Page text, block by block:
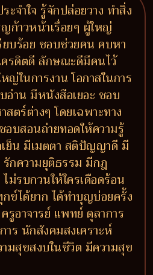
จำใจ รู้จักปล่อยวาง ทำสิ่ง
ญก้าวหน้าเรื่อยๆ ผู้ใหญ่
บร้อย ชอบช่วยคน คบหา
ครดิตดี ลักษณะดีมีคนไว้
ญ่ในการงาน โอกาสในการ
อ่าน มีหนังสือเยอะ ชอบ
ตร์ต่างๆ โดยเฉพาะทาง
บสอนถ่ายทอดให้ความรู้
ย็น มีเมตตา สติปัญญาดี มี
กความยุติธรรม มีกฎ
ม่รบกวนให้ใครเดือดร้อน
ข์ได้ยาก ได้ทำบุญบ่อยครั้ง
รูอาจารย์ แพทย์ ตุลาการ
ร นักสังคมสงเคราะห์
สุขสงบในชีวิต มีความสุข